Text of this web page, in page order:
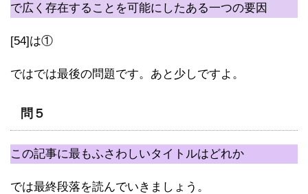
で広く存在することを可能にしたある一つの要因
[54]は①
ではでは最後の問題です。あと少しですよ。
問５
この記事に最もふさわしいタイトルはどれか
では最終段落を読んでいきましょう。